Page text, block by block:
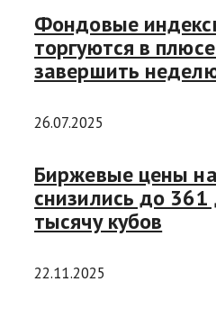
Фондовые
торгуются в
завершить
26.07.2025
Биржевые цены
снизились до
тысячу кубов
22.11.2025